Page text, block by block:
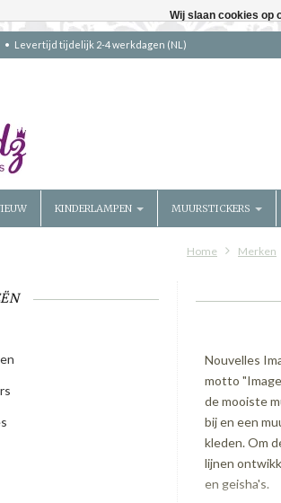
Levertijd tijdelijk 2-4 werkdagen (NL)
KINDERLAMPEN MUURSTICKERS
Home Merken
Nouvelles
motto
de mooiste
bij en een
kleden. Om
lijnen
en geisha's.
Wij slaan cookies op